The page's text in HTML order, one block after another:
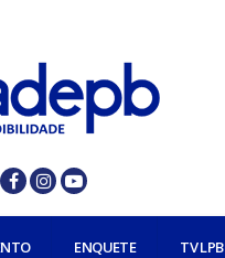
ENQUETE TV LPB